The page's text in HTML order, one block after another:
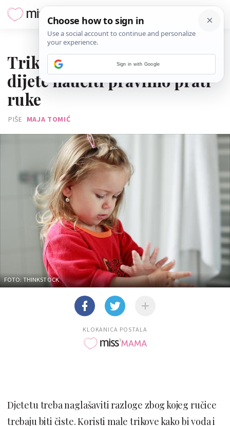
Trikovi pomoću kojih ćeš
dijete naučiti pravilno prati
ruke
PIŠE MAJA TOMIĆ
FOTO: THINKSTOCK
KLOKANICA POSTALA
Djetetu treba naglašaviti razloge zbog kojeg ručice
trebaju biti čiste. Koristi male trikove kako bi voda i
Sign in with Google